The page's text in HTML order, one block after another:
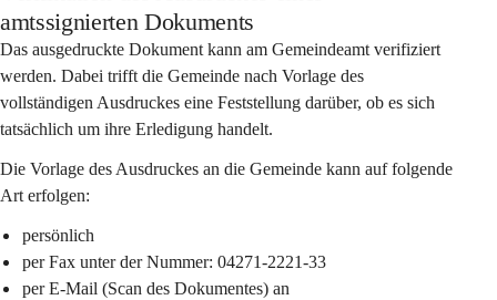
amtssignierten Dokuments
Das ausgedruckte Dokument kann am Gemeindeamt verifiziert
werden. Dabei trifft die Gemeinde nach Vorlage des
vollständigen Ausdruckes eine Feststellung darüber, ob es sich
tatsächlich um ihre Erledigung handelt.
Die Vorlage des Ausdruckes an die Gemeinde kann auf folgende
Art erfolgen:
persönlich
per Fax unter der Nummer: 04271-2221-33
per E-Mail (Scan des Dokumentes) an